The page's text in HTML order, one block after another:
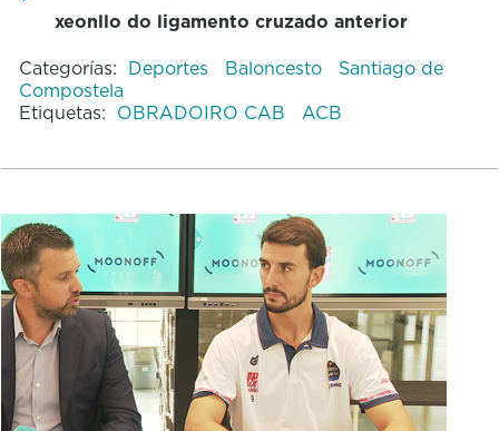
xeonllo do ligamento cruzado anterior
Categorías: Deportes Baloncesto
Santiago de
Compostela
Etiquetas: OBRADOIRO CAB ACB